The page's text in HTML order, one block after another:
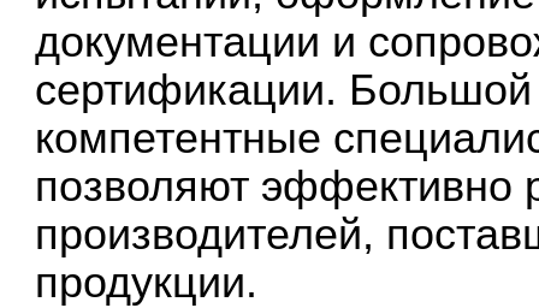
документации и
сертификации. Большой
компетентные
позволяют эффективно
производителей,
продукции.